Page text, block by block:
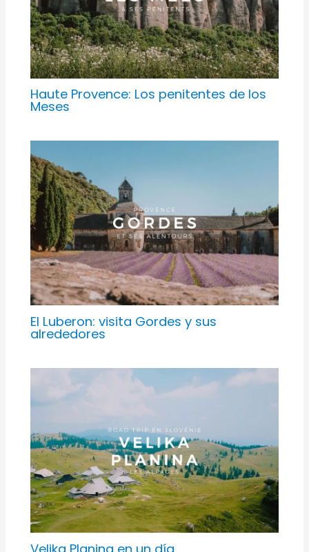
Haute Provence: Los penitentes de los
Meses
El Luberon: visita Gordes y sus
alrededores